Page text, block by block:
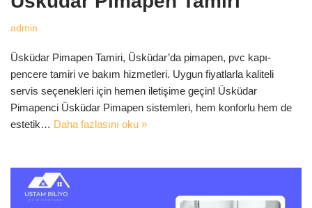
admin
Üsküdar Pimapen Tamiri, Üsküdar’da pimapen, pvc kapı-
pencere tamiri ve bakım hizmetleri. Uygun fiyatlarla kaliteli
servis seçenekleri için hemen iletişime geçin! Üsküdar
Pimapenci Üsküdar Pimapen sistemleri, hem konforlu hem de
estetik… Daha fazlasını oku »